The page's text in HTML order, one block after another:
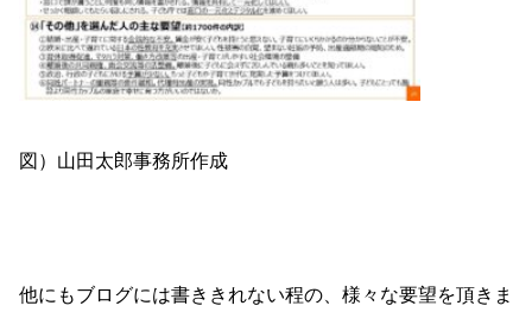
図）山田太郎事務所作成
他にもブログには書ききれない程の、様々な要望を頂きま